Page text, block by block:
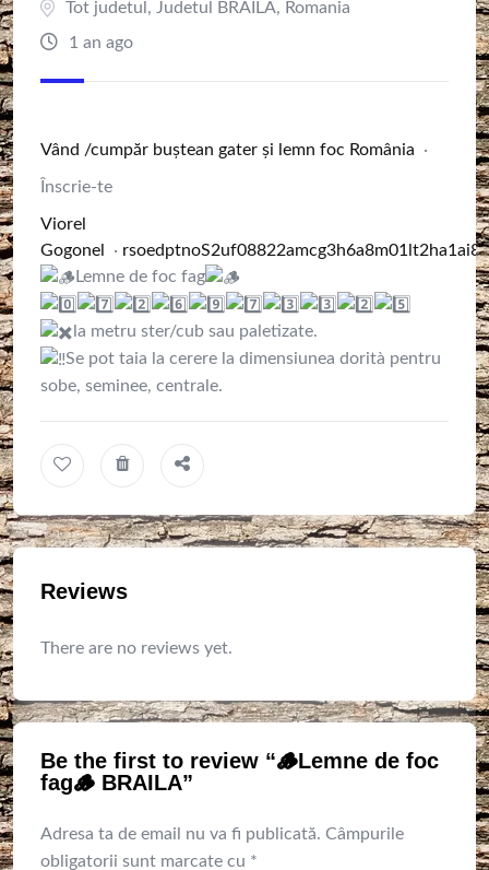
Tot judetul , Judetul BRAILA, Romania
1 an ago
Vând /cumpăr buștean gater și lemn foc România ·
Înscrie-te
Viorel
Gogonel
· rsoedptnoS2uf08822amcg3h6a8m01 t2ha1 ai82
Lemne de foc fag
la metru ster/cub sau paletizate.
Se pot taia la cerere la dimensiunea dorità pentru
sobe, seminee, centrale.
Reviews
There are no reviews yet.
Be the first to review “🪵Lemne de foc
fag🪵 BRAILA”
Adresa ta de email nu va fi publicată. Câmpurile
obligatorii sunt marcate cu *